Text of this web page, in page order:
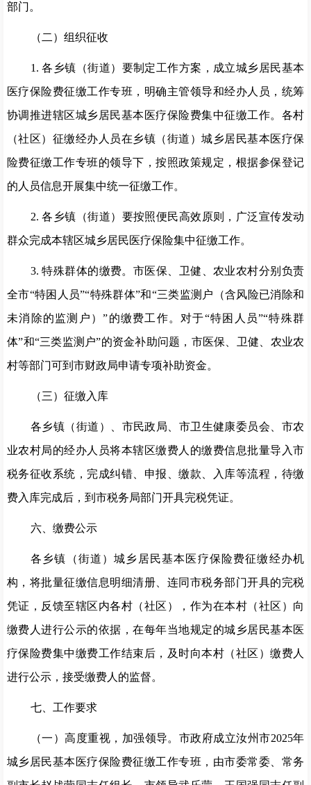
部门。
（二）组织征收
1 .各乡镇 （街道） 要制定工作方案，成立城乡居民基本
医疗保险费征缴工作专班 ，明确主管领导和经办人员， 统筹
协调推进辖区城乡居民基本医疗保险费集中征缴工作。各村
（社区）征缴经办人员在乡镇 （街道 ）城乡居民基本医疗保
险费征缴工作专班的领导下，按照政策规定，根据参保登记
的人员信息开展集中统一征缴工作。
2.各乡镇 （街道） 要按照便民高效原则，广泛宣传发动
群众完成本辖区城乡居民医疗保险集中征缴工作。
3. 特殊群体的缴费。 市医保 、卫健、 农业农村分别负责
全市“特困人员”“特殊群体”和“三类监测户 （含风险已消除和
未消除的监测户 ）”的缴费工作。对于“特困人员”“特殊群
体”和“三类监测户”的资金补助问题，市医保 、卫健、 农业农
村等部门可到市财政局申请专项补助资金。
（三）征缴入库
各乡镇 （街道 ）、 市民政 局 市卫生健康委员会、市农
业农村局的经办人员将本辖区缴费人的缴费信息批量导入市
税务征收系统，完成纠错、申报、缴款、入库等流程，待缴
费入库完成后，到市税务局部门开具完税凭证。
六 、缴费公示
各乡镇 （街道 ）城乡居民基本医疗保险费征缴经办机
构 ， 将批量征缴信息明细清册 、连同 市税务部门开具的完税
凭证，反馈至辖区内各村（社区），作为在本村（社区）向
缴费人进行公示的依据，在每年当地规定的城乡居民基本医
疗保险费集中缴费工作结束后，及时向本村（社区）缴费人
进行公示，接受缴费人的监督。
七 、工作要求
（一）高度重视，加强领导。 市政府成立汝州市2025年
城乡居民基本医疗保险费征缴工作专班 ，由市委常委、常务